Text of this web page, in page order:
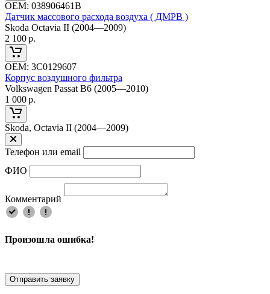
ОЕМ: 038906461B
Датчик массового расхода воздуха ( ДМРВ )
Skoda Octavia II (2004—2009)
2 100р.
ОЕМ: 3C0129607
Корпус воздушного фильтра
Volkswagen Passat B6 (2005—2010)
1 000р.
Skoda, Octavia II (2004—2009)
Телефон или email
ФИО
Комментарий
Произошла ошибка!
Отправить заявку